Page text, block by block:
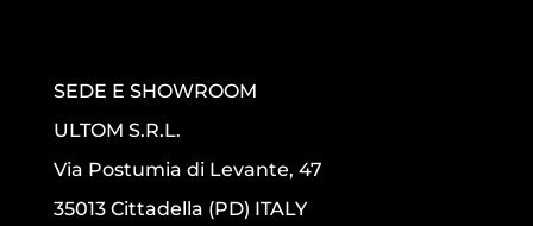
SEDE E SHOWROOM
ULTOM S.R.L.
Via Postumia di Levante, 47
35013 Cittadella (PD) ITALY